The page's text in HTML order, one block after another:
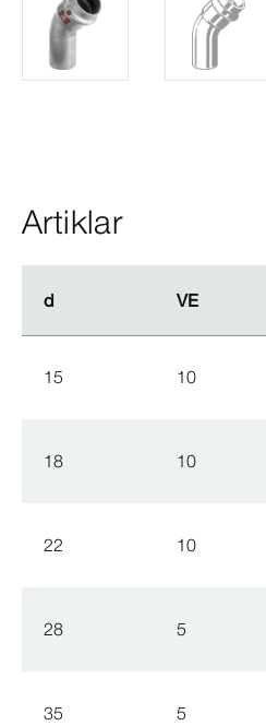
Artiklar
d VE
d VE
15 10
18 10
22 10
28 5
35 5